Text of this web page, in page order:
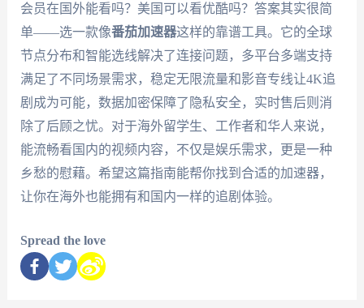
会员在国外能看吗？美国可以看优酷吗？答案其实很简
单——选一款像番茄加速器这样的靠谱工具。它的全球
节点分布和智能选线解决了连接问题，多平台多端支持
满足了不同场景需求，稳定无限流量和影音专线让4K追
剧成为可能，数据加密保障了隐私安全，实时售后则消
除了后顾之忧。对于海外留学生、工作者和华人来说，
能流畅看国内的视频内容，不仅是娱乐需求，更是一种
乡愁的慰藉。希望这篇指南能帮你找到合适的加速器，
让你在海外也能拥有和国内一样的追剧体验。
Spread the love